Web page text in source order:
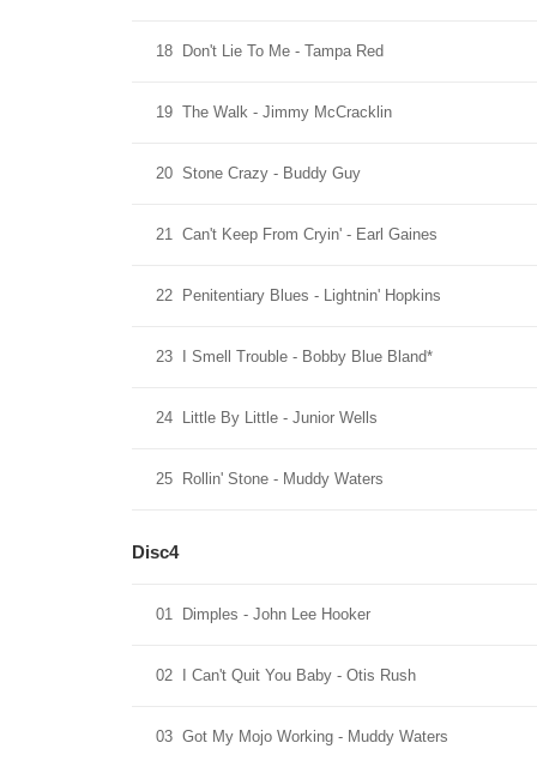
18 Don't Lie To Me - Tampa Red
19 The Walk - Jimmy McCracklin
20 Stone Crazy - Buddy Guy
21 Can't Keep From Cryin' - Earl Gaines
22 Penitentiary Blues - Lightnin' Hopkins
23 I Smell Trouble - Bobby Blue Bland*
24 Little By Little - Junior Wells
25 Rollin' Stone - Muddy Waters
Disc4
01 Dimples - John Lee Hooker
02 I Can't Quit You Baby - Otis Rush
03 Got My Mojo Working - Muddy Waters